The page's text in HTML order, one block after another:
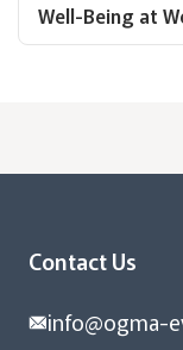
Well-Being at
Contact Us
info@ogma-